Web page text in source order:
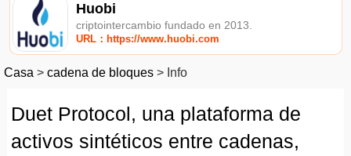
Huobi
criptointercambio fundado en 2013.
URL：https://www.huobi.com
Casa > cadena de bloques > Info
Duet Protocol, una plataforma de
activos sintéticos entre cadenas,